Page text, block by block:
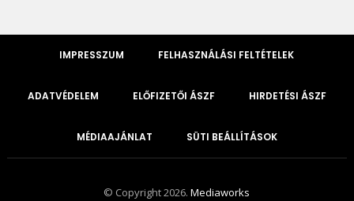
IMPRESSZUM FELHASZNÁLÁSI FELTÉTELEK
ADATVÉDELEM ELŐFIZETŐI ÁSZF HIRDETÉSI ÁSZF
MÉDIAAJÁNLAT SÜTI BEÁLLÍTÁSOK
© Copyright 2026.Mediaworks